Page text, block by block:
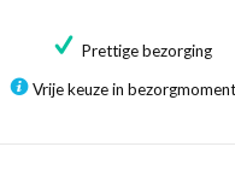
Prettige bezorging
Vrije keuze in